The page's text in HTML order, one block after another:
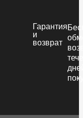
Гарантия
и
возврат